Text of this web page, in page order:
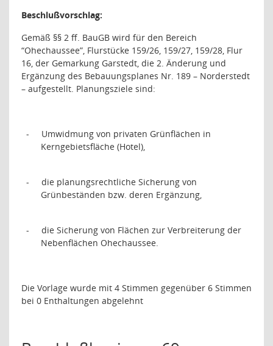
Beschlußvorschlag:
Gemäß §§ 2 ff. BauGB wird für den Bereich
“Ohechaussee”, Flurstücke 159/26, 159/27, 159/28, Flur
16, der Gemarkung Garstedt, die 2. Änderung und
Ergänzung des Bebauungsplanes Nr. 189 – Norderstedt
– aufgestellt. Planungsziele sind:
-
Umwidmung von privaten Grünflächen in
Kerngebietsfläche (Hotel),
-
die planungsrechtliche Sicherung von
Grünbeständen bzw. deren Ergänzung,
-
die Sicherung von Flächen zur Verbreiterung der
Nebenflächen Ohechaussee.
Die Vorlage wurde mit 4 Stimmen gegenüber 6 Stimmen
bei 0 Enthaltungen abgelehnt